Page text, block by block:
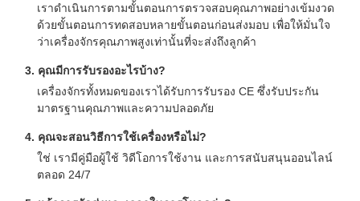
เราดำเนินการตามขั้นตอนการตรวจสอบคุณภาพอย่างเข้มงวด
ด้วยขั้นตอนการทดสอบหลายขั้นตอนก่อนส่งมอบ เพื่อให้มั่นใจ
ว่าเครื่องจักรคุณภาพสูงเท่านั้นที่จะส่งถึงลูกค้า
3. คุณมีการรับรองอะไรบ้าง?
เครื่องจักรทั้งหมดของเราได้รับการรับรอง CE ซึ่งรับประกัน
มาตรฐานคุณภาพและความปลอดภัย
4. คุณจะสอนวิธีการใช้เครื่องหรือไม่?
ใช่ เรามีคู่มือผู้ใช้ วิดีโอการใช้งาน และการสนับสนุนออนไลน์
ตลอด 24/7